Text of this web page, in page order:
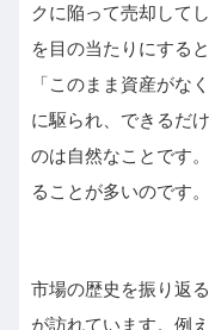
クに陥って売却して
を目の当たりにする
「このまま資産がな
に駆られ、できるだ
のは自然なことです
ることが多いのです。
市場の歴史を振り返
が訪れています。例